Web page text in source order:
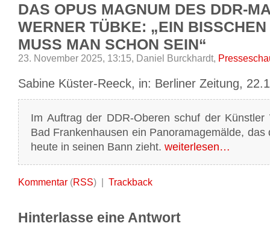
DAS OPUS MAGNUM DES DDR-
WERNER TÜBKE: „EIN
MUSS MAN SCHON SEIN“
23. November 2025, 13:15, Daniel Burckhardt,
Sabine Küster-Reeck, in: Berliner Zeitung,
Im Auftrag der DDR-Oberen schuf der Künstler
Bad Frankenhausen ein Panoramagemälde, das
heute in seinen Bann zieht. weiterlesen…
Kommentar (RSS) | Trackback
Hinterlasse eine Antwort